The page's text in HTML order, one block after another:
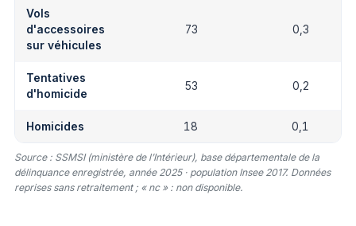
Vols
d'accessoires
sur véhicules
73 0,3
Tentatives
d'homicide
53 0,2
Homicides 18 0,1
Source : SSMSI (ministère de l’Intérieur), base départementale de la
délinquance enregistrée, année 2025 · population Insee 2017. Données
reprises sans retraitement ; « nc » : non disponible.